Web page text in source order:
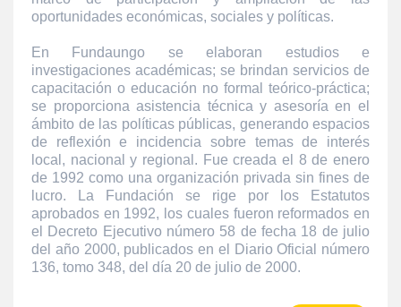
oportunidades económicas, sociales y políticas.
En Fundaungo se elaboran estudios e
investigaciones académicas; se brindan servicios de
capacitación o educación no formal teórico-práctica;
se proporciona asistencia técnica y asesoría en el
ámbito de las políticas públicas, generando espacios
de reflexión e incidencia sobre temas de interés
local, nacional y regional. Fue creada el 8 de enero
de 1992 como una organización privada sin fines de
lucro. La Fundación se rige por los Estatutos
aprobados en 1992, los cuales fueron reformados en
el Decreto Ejecutivo número 58 de fecha 18 de julio
del año 2000, publicados en el Diario Oficial número
136, tomo 348, del día 20 de julio de 2000.